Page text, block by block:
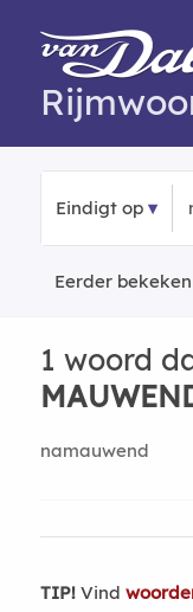
Eindigt op
Eerder bekeken
1 woord
namauwend
TIP!Vind